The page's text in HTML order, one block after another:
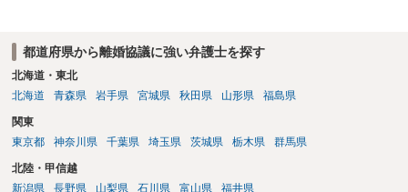
都道府県から離婚協議に強い弁護士を探す
北海道・東北
北海道
青森県 岩手県 宮城県 秋田県 山形県 福島県
関東
東京都
神奈川県 千葉県 埼玉県 茨城県 栃木県 群馬県
北陸・甲信越
新潟県
長野県 山梨県 石川県 富山県 福井県